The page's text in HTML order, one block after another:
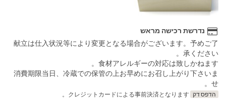
נדרשת רכישה מראש
献立は仕入状況等により変更となる場合がございます。予めご了
承ください。
食材アレルギーの対応は致しかねます。
消費期限当日、冷蔵での保管の上お早めにお召し上がり下さいま
せ。
הדפס דק